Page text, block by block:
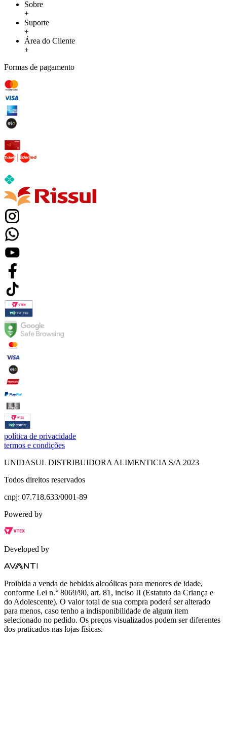
Sobre
+
Suporte
+
Área do Cliente
+
Formas de pagamento
política de privacidade
termos e condições
UNIDASUL DISTRIBUIDORA ALIMENTICIA S/A 2023
Todos direitos reservados
cnpj: 07.718.633/0001-89
Powered by
Developed by
Proibida a venda de bebidas alcoólicas para menores de idade,
conforme Lei n.° 8069/90, art. 81, inciso II (Estatuto da Criança e
do Adolescente). O valor total de sua compra poderá ser alterado
para menos, caso tenho a indisponibilidade de algum item
selecionado no pedido. Os preços visualizados podem ser diferentes
dos praticados nas lojas físicas.